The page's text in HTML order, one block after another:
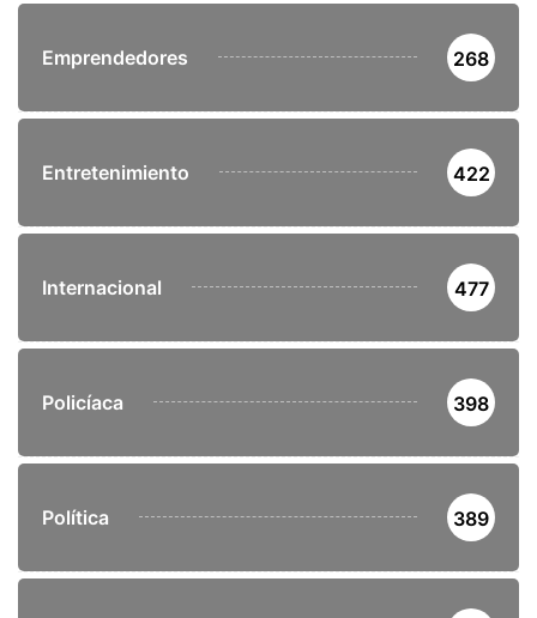
Emprendedores 268
Entretenimiento 422
Internacional 477
Policíaca 398
Política 389